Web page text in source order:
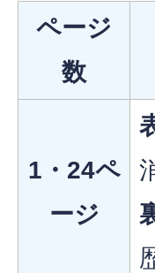
ページ
数
1・24ペ
ージ